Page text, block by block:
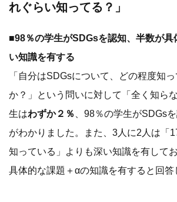
れぐらい知ってる？」
■98％の学生がSDGsを認知、半数が
い知識を有する
「自分はSDGsについて、どの程度知
か？」という問いに対して「全く知ら
生はわずか２％
、98％の学生がSDGs
がわかりました。また、3人に2人は「
知っている」よりも深い知識を有して
具体的な課題＋αの知識を有すると回答